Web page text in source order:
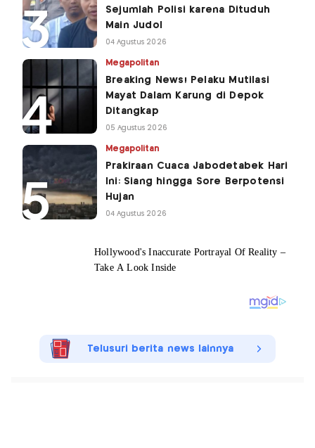
Sejumlah Polisi karena Dituduh
Main Judol
04 Agustus 2026
Megapolitan
Breaking News! Pelaku Mutilasi
Mayat Dalam Karung di Depok
Ditangkap
05 Agustus 2026
Megapolitan
Prakiraan Cuaca Jabodetabek Hari
Ini: Siang hingga Sore Berpotensi
Hujan
04 Agustus 2026
Telusuri berita news lainnya